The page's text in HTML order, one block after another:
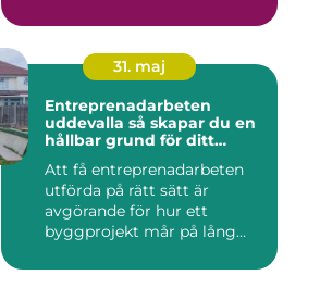
31. maj
Entreprenadarbeten
uddevalla så skapar du en
hållbar grund för ditt
Att få entreprenadarbeten
utförda på rätt sätt är
avgörande för hur ett
byggprojekt mår på lång